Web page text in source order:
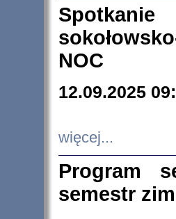
NOC
12.09.2025
więcej...
Program
semestr